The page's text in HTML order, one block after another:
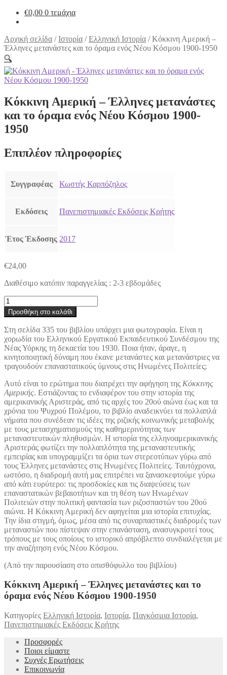
€0,00 0 τεμάχια
Αρχική σελίδα /Ιστορία /Ελληνική Ιστορία /Κόκκινη Αμερική –
Έλληνες μετανάστες και το όραμα ενός Νέου Κόσμου 1900-1950
🔍
Κόκκινη Αμερική – Έλληνες μετανάστες
και το όραμα ενός Νέου Κόσμου 1900-
1950
Επιπλέον πληροφορίες
Συγγραφέας Κωστής Καρπόζηλος
Εκδόσεις Πανεπιστημιακές Εκδόσεις Κρήτης
Έτος Έκδοσης 2017
€24,00
Διαθέσιμο κατόπιν παραγγελίας : 2-3 εβδομάδες
Κόκκινη
Αμερική
-
Έλληνες
μετανάστες
και
το
όραμα
ενός
Νέου
Κόσμου
1900-
1950
ποσότητα
Προσθήκη στο καλάθι
Στη σελίδα 335 του βιβλίου υπάρχει μια φωτογραφία. Είναι η
χορωδία του Ελληνικού Εργατικού Εκπαιδευτικού Συνδέσμου της
Νέας Υόρκης τη δεκαετία του 1930. Ποια ήταν, άραγε, η
κινητοποιητική δύναμη που έκανε μετανάστες και μετανάστριες να
τραγουδούν επαναστατικούς ύμνους στις Ηνωμένες Πολιτείες;
Αυτό είναι το ερώτημα που διατρέχει την αφήγηση της Κόκκινης
Αμερικής. Εστιάζοντας το ενδιαφέρον του στην ιστορία της
αμερικανικής Αριστεράς, από τις αρχές του 20ού αιώνα έως και τα
χρόνια του Ψυχρού Πολέμου, το βιβλίο αναδεικνύει τα πολλαπλά
νήματα που συνέδεαν τις ιδέες της ριζικής κοινωνικής μεταβολής
με τους μετασχηματισμούς της καθημερινότητας των
μεταναστευτικών πληθυσμών. Η ιστορία της ελληνοαμερικανικής
Αριστεράς φωτίζει την πολλαπλότητα της μεταναστευτικής
εμπειρίας και υπογραμμίζει τα όρια των στερεοτύπων γύρω από
τους Έλληνες μετανάστες στις Ηνωμένες Πολιτείες. Ταυτόχρονα,
ωστόσο, η διαδρομή αυτή μας επιτρέπει να ξανασκεφτούμε γύρω
από κάτι ευρύτερο: τις προσδοκίες και τις διαψεύσεις των
επαναστατικών βεβαιοτήτων και τη θέση των Ηνωμένων
Πολιτειών στην πολιτική φαντασία των ριζοσπαστών του 20ού
αιώνα. Η Κόκκινη Αμερική δεν αφηγείται μια ιστορία επιτυχίας.
Την ίδια στιγμή, όμως, μέσα από τις συναρπαστικές διαδρομές των
μεταναστών που πίστεψαν στην επανάσταση, ανασυγκροτεί τους
τρόπους με τους οποίους το ιστορικό απρόβλεπτο συνδιαλέγεται με
την αναζήτηση ενός Νέου Κόσμου.
(Από την παρουσίαση στο οπισθόφυλλο του βιβλίου)
Κόκκινη Αμερική – Έλληνες μετανάστες και το
όραμα ενός Νέου Κόσμου 1900-1950
Κατηγορίες Ελληνική Ιστορία, Ιστορία, Παγκόσμια Ιστορία,
Πανεπιστημιακές Εκδόσεις Κρήτης
Προσφορές
Ποιοι είμαστε
Συχνές Ερωτήσεις
Επικοινωνία